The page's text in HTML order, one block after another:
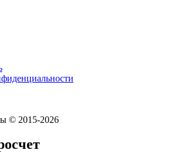
© 2015-2026